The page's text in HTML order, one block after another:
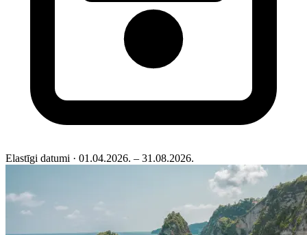
Elastīgi datumi · 01.04.2026. – 31.08.2026.